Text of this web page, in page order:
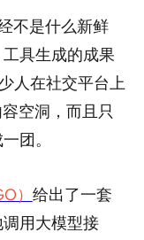
不是什么新鲜
具生成的成果
人在社交平台上
空洞，而且只
团。
） 给出了一套
用大模型接